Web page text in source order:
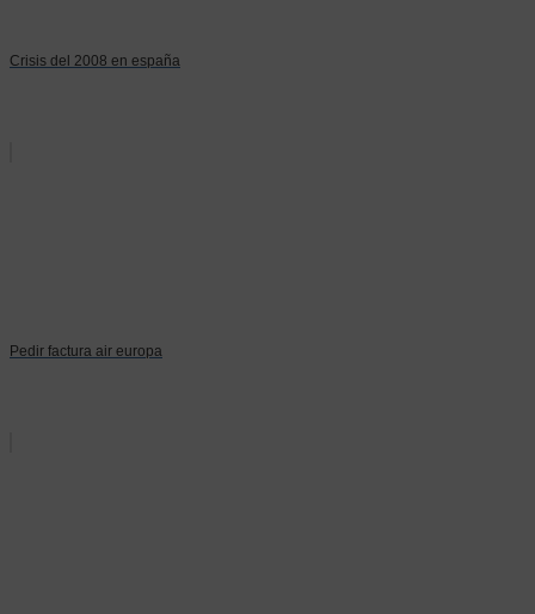
Crisis del 2008 en españa
Pedir factura air europa